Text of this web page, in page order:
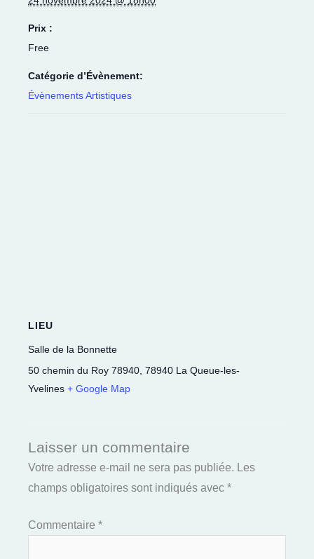
Prix :
Free
Catégorie d’Évènement:
Évènements Artistiques
LIEU
Salle de la Bonnette
50 chemin du Roy 78940 78940 La Queue-les-
Yvelines + Google Map
Laisser un commentaire
Votre adresse e-mail ne sera pas publiée. Les
champs obligatoires sont indiqués avec *
Commentaire *